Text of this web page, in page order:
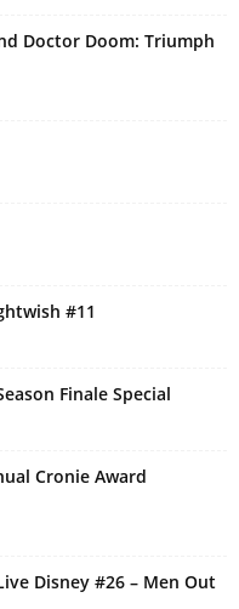
Doctor Doom: Triumph
#11
Finale Special
Cronie Award
Disney #26 – Men Out